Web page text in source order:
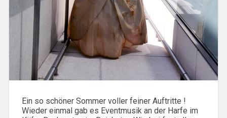
Ein so schöner Sommer voller feiner Auftritte !
Wieder einmal gab es Eventmusik an der Harfe im